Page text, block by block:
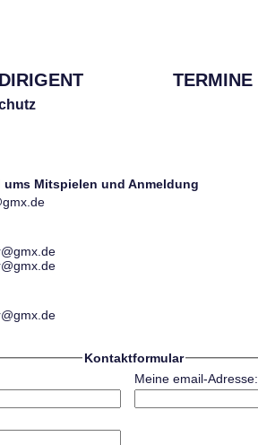
DIRIGENT TERMINE
Mitspielen und Anmeldung
Kontaktformular
Meine email-Adresse: